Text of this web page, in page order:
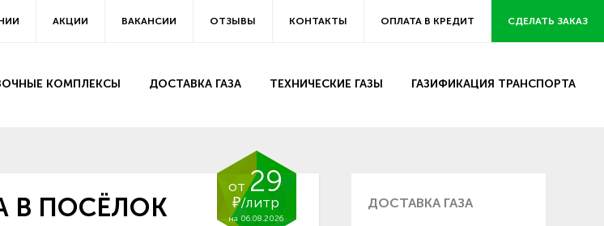
АКЦИИ ВАКАНСИИ ОТЗЫВЫ КОНТАКТЫ ОПЛАТА В КРЕДИТ СДЕЛАТЬ ЗАКАЗ
КОМПЛЕКСЫ ДОСТАВКА ГАЗА ТЕХНИЧЕСКИЕ ГАЗЫ ГАЗИФИКАЦИЯ ТРАНСПОРТА
от29
₽/литр
на 06.08.2026
В ПОСЁЛОК
ДОСТАВКА ГАЗА